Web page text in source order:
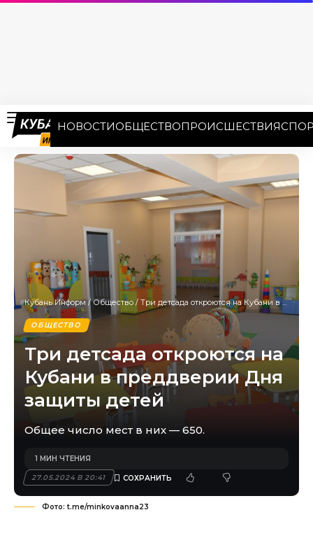
НОВОСТИОБЩЕСТВОПРОИСШЕСТВИЯ
Кубань Информ /Общество / Три детсада откроются на Кубани в преддверии Дня защиты детей
ОБЩЕСТВО
Три детсада откроются на
Кубани в преддверии Дня
защиты детей
Общее число мест в них — 650.
27.05.2024 В 20:41
1 МИН ЧТЕНИЯ
Фото: t.me/minkovaanna23